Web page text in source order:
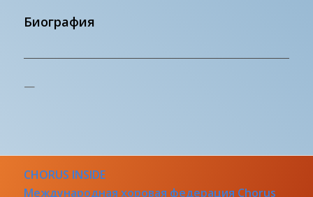
Биография
—
CHORUS INSIDE
Международная хоровая федерация Chorus